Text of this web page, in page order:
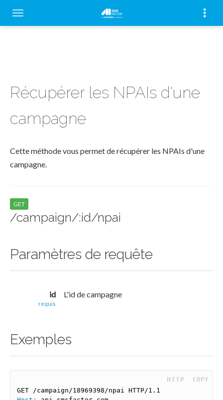
Récupérer les NPAIs d'une
campagne
Cette méthode vous permet de récupérer les NPAIs d'une
campagne.
GET
/campaign/:id/npai
Paramètres de requête
id
requis
L'id de campagne
Exemples
HTTP COPY